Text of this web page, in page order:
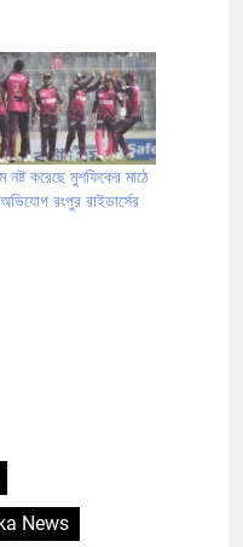
নষ্ট করেছে মুশফিকের মাঠে
রংপুর রাইডার্সের
News